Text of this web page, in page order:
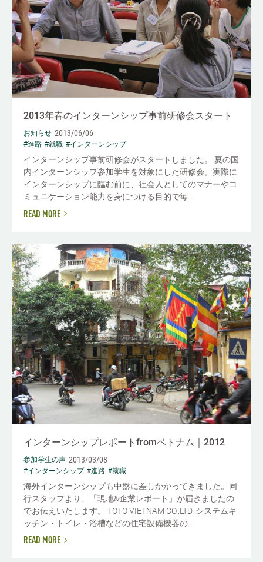
2013年春のインターンシップ事前研修会スタート
お知らせ 2013/06/06
#進路 #就職 #インターンシップ
インターンシップ事前研修会がスタートしました。 夏の国
内インターンシップ参加学生を対象にした研修会。実際に
インターンシップに臨む前に、社会人としてのマナーやコ
ミュニケーション能力を身につける目的で毎...
READ MORE
インターンシップレポートfromベトナム｜2012
参加学生の声 2013/03/08
#インターンシップ #進路 #就職
海外インターンシップも中盤に差しかかってきました。同
行スタッフより、「現地&企業レポート」が届きましたの
でお伝えいたします。 TOTO VIETNAM CO.,LTD. システムキ
ッチン・トイレ・浴槽などの住宅設備機器の...
READ MORE